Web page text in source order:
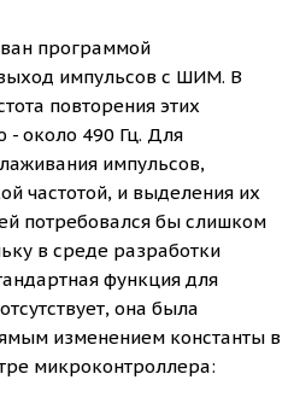
программой
импульсов с ШИМ. В
повторения этих
- около 490 Гц. Для
импульсов,
частотой, и выделения их
потребовался бы слишком
в среде разработки
функция для
она была
изменением константы в
микроконтроллера: